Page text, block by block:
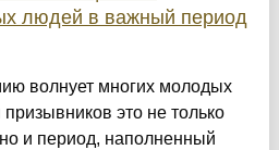
людей в важный период
волнует многих молодых
это не только
и период, наполненный